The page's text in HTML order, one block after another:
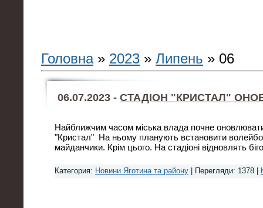
Головна» 2023 » Липень » 06
06.07.2023 - СТАДІОН "КРИСТАЛ"
Найближчим часом міська влада почне
"Кристал" На ньому планують встановити
майданчики. Крім цього. На стадіоні відновлять
Категория: Новини Яготина та району | Перегляди: 1378 |